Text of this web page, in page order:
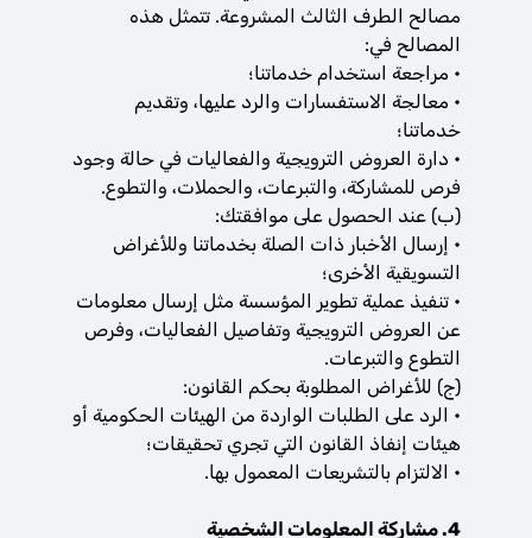
مصالح الطرف الثالث المشروعة. تتمثل هذه
المصالح في:
• مراجعة استخدام خدماتنا؛
• معالجة الاستفسارات والرد عليها، وتقديم
خدماتنا؛
• دارة العروض الترويجية والفعاليات في حالة وجود
فرص للمشاركة، والتبرعات، والحملات، والتطوع.
(‌ب) عند الحصول على موافقتك:
• إرسال الأخبار ذات الصلة بخدماتنا وللأغراض
التسويقية الأخرى؛
• تنفيذ عملية تطوير المؤسسة مثل إرسال معلومات
عن العروض الترويجية وتفاصيل الفعاليات، وفرص
التطوع والتبرعات.
(‌ج) للأغراض المطلوبة بحكم القانون:
• الرد على الطلبات الواردة من الهيئات الحكومية أو
هيئات إنفاذ القانون التي تجري تحقيقات؛
• الالتزام بالتشريعات المعمول بها.
4. مشاركة المعلومات الشخصية